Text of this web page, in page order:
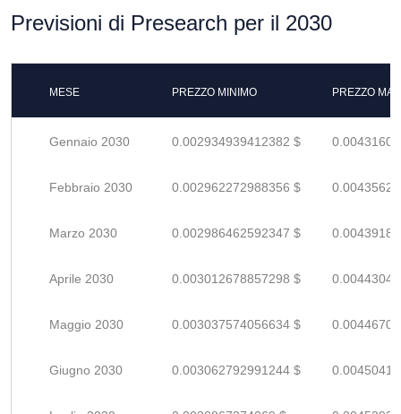
Previsioni di Presearch per il 2030
MESE PREZZO MINIMO PREZZO
Gennaio 2030 0.002934939412382 $
Febbraio 2030 0.002962272988356 $
Marzo 2030 0.002986462592347 $
Aprile 2030 0.003012678857298 $
Maggio 2030 0.003037574056634 $
Giugno 2030 0.003062792991244 $